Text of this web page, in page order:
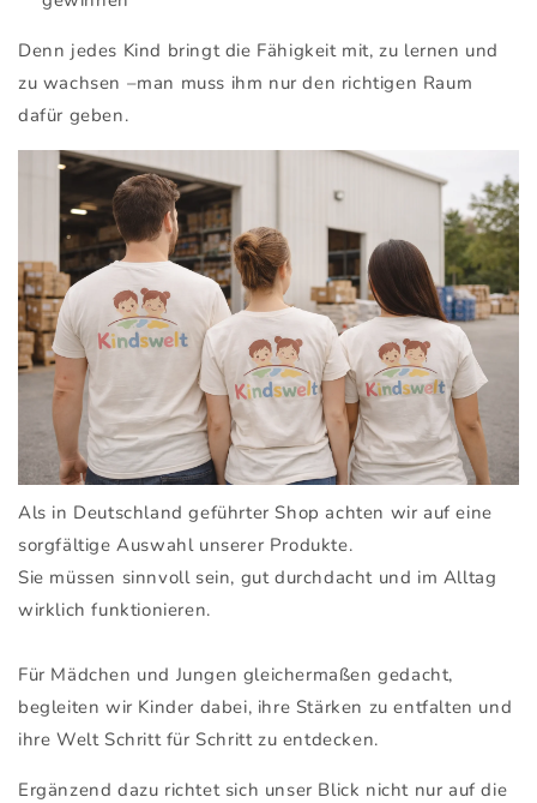
Denn jedes Kind bringt die Fähigkeit mit, zu lernen und
zu wachsen –man muss ihm nur den richtigen Raum
dafür geben.
Als in Deutschland geführter Shop achten wir auf eine
sorgfältige Auswahl unserer Produkte.
Sie müssen sinnvoll sein, gut durchdacht und im Alltag
wirklich funktionieren.
Für Mädchen und Jungen gleichermaßen gedacht,
begleiten wir Kinder dabei, ihre Stärken zu entfalten und
ihre Welt Schritt für Schritt zu entdecken.
Ergänzend dazu richtet sich unser Blick nicht nur auf die